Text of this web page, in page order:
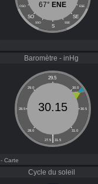
OSO ESE
SO SE
SSO SSE
S
67° ENE
Baromètre - inHg
29.5
29.0 30.0
28.5 30.5
28.0 31.0
|
27.5 31.5
30.15
- Carte
Cycle du soleil